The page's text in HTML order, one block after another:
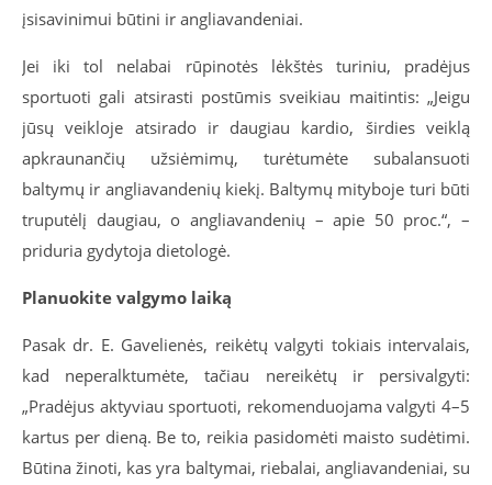
įsisavinimui būtini ir angliavandeniai.
Jei iki tol nelabai rūpinotės lėkštės turiniu, pradėjus
sportuoti gali atsirasti postūmis sveikiau maitintis: „Jeigu
jūsų veikloje atsirado ir daugiau kardio, širdies veiklą
apkraunančių užsiėmimų, turėtumėte subalansuoti
baltymų ir angliavandenių kiekį. Baltymų mityboje turi būti
truputėlį daugiau, o angliavandenių – apie 50 proc.“, –
priduria gydytoja dietologė.
Planuokite valgymo laiką
Pasak dr. E. Gavelienės, reikėtų valgyti tokiais intervalais,
kad neperalktumėte, tačiau nereikėtų ir persivalgyti:
„Pradėjus aktyviau sportuoti, rekomenduojama valgyti 4–5
kartus per dieną. Be to, reikia pasidomėti maisto sudėtimi.
Būtina žinoti, kas yra baltymai, riebalai, angliavandeniai, su